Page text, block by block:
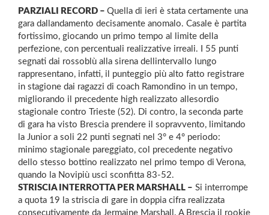
PARZIALI RECORD – Quella di ieri è stata certamente una
gara dallandamento decisamente anomalo. Casale è partita
fortissimo, giocando un primo tempo al limite della
perfezione, con percentuali realizzative irreali. I 55 punti
segnati dai rossoblù alla sirena dellintervallo lungo
rappresentano, infatti, il punteggio più alto fatto registrare
in stagione dai ragazzi di coach Ramondino in un tempo,
migliorando il precedente high realizzato allesordio
stagionale contro Trieste (52). Di contro, la seconda parte
di gara ha visto Brescia prendere il sopravvento, limitando
la Junior a soli 22 punti segnati nel 3° e 4° periodo:
minimo stagionale pareggiato, col precedente negativo
dello stesso bottino realizzato nel primo tempo di Verona,
quando la Novipiù usci sconfitta 83-52.
STRISCIA INTERROTTA PER MARSHALL – Si interrompe
a quota 19 la striscia di gare in doppia cifra realizzata
consecutivamente da Jermaine Marshall. A Brescia il rookie